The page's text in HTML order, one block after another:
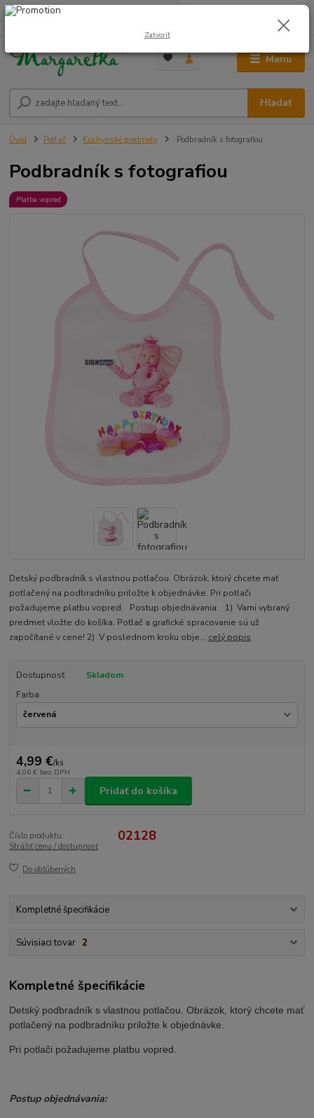
Menu
Hľadať
0948 236 042
0,00 €
Úvod Potlač Kuchynské predmety Podbradník s fotografiou
Podbradník s fotografiou
Platba vopred
Detský podbradník s vlastnou potlačou. Obrázok, ktorý chcete mať
potlačený na podbradníku priložte k objednávke. Pri potlači
požadujeme platbu vopred. Postup objednávania: 1) Vami vybraný
predmet vložte do košíka. Potlač a grafické spracovanie sú už
započítané v cene! 2) V poslednom kroku obje... celý popis
Dostupnosť
Skladom
Farba
4,99 €/ks
4,06 € bez DPH
Pridať do košíka
Číslo produktu: 02128
Strážiť cenu / dostupnosť
Do obľúbených
Kompletné špecifikácie
Súvisiaci tovar 2
Kompletné špecifikácie
Detský podbradník s vlastnou potlačou. Obrázok, ktorý chcete mať
potlačený na podbradníku priložte k objednávke.
Pri potlači požadujeme platbu vopred.
Postup objednávania:
Zatvoriť